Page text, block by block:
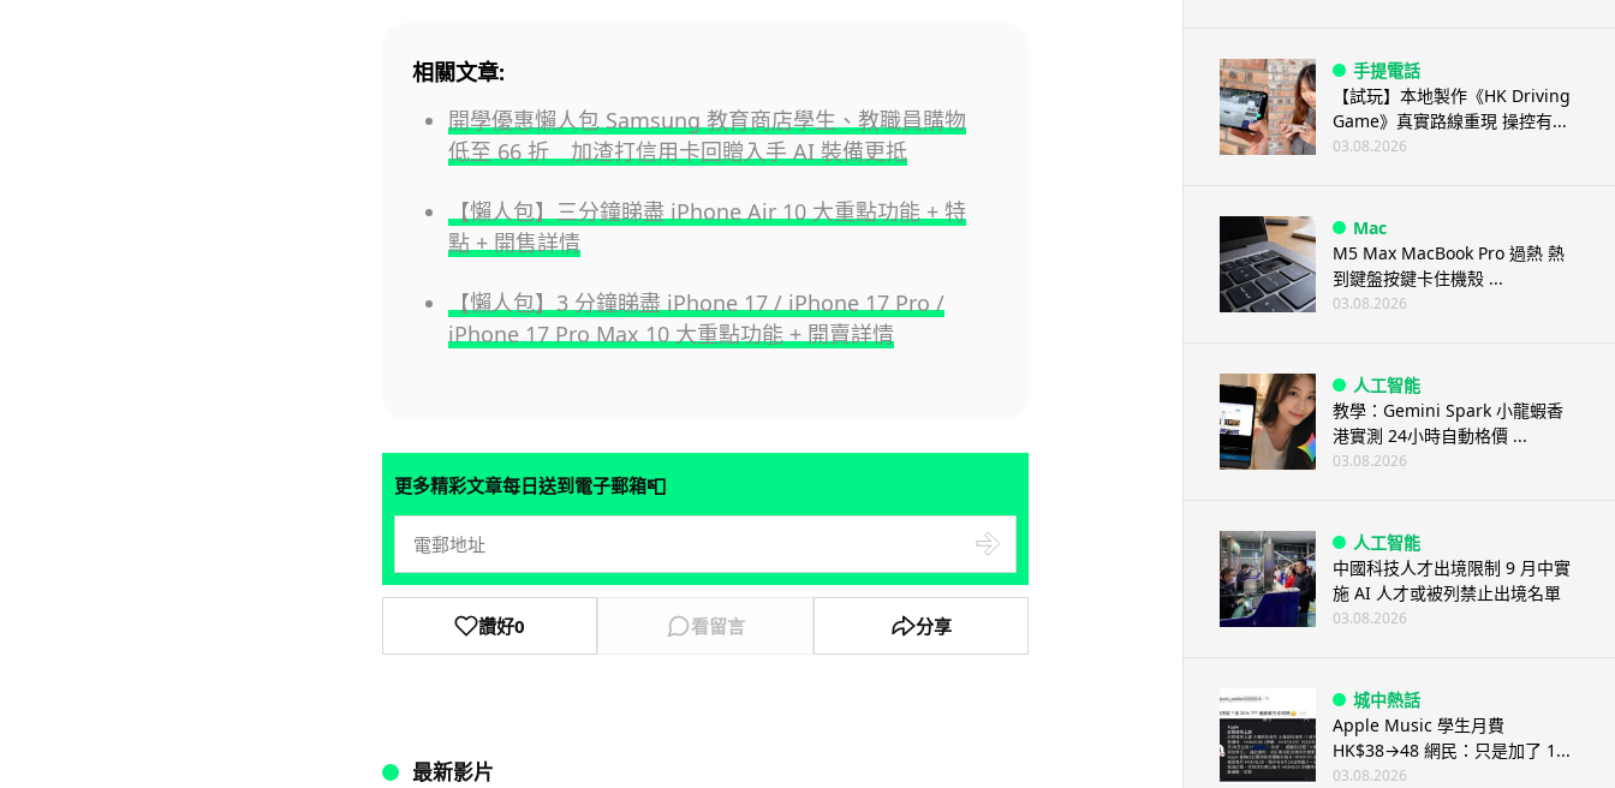
相關文章:
開學優惠懶人包 Samsung 教育商店學生、教職員購物
低至 66 折 加渣打信用卡回贈入手 AI 裝備更抵
【懶人包】三分鐘睇盡 iPhone Air 10 大重點功能 + 特
點 + 開售詳情
【懶人包】3 分鐘睇盡 iPhone 17 / iPhone 17 Pro /
iPhone 17 Pro Max 10 大重點功能 + 開賣詳情
更多精彩文章每日送到電子郵箱📮
讚好0 看留言 分享
最新影片
手提電話
【試玩】本地製作《HK Driving
Game》真實路線重現 操控有...
03.08.2026
Mac
M5 Max MacBook Pro 過熱 熱
到鍵盤按鍵卡住機殼 ...
03.08.2026
人工智能
教學：Gemini Spark 小龍蝦香
港實測 24小時自動格價 ...
03.08.2026
人工智能
中國科技人才出境限制 9 月中實
施 AI 人才或被列禁止出境名單
03.08.2026
城中熱話
Apple Music 學生月費
HK$38→48 網民：只是加了 1...
03.08.2026